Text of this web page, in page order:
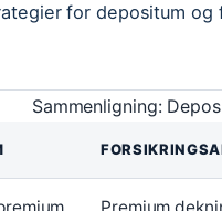
for depositum
Sammenligning: